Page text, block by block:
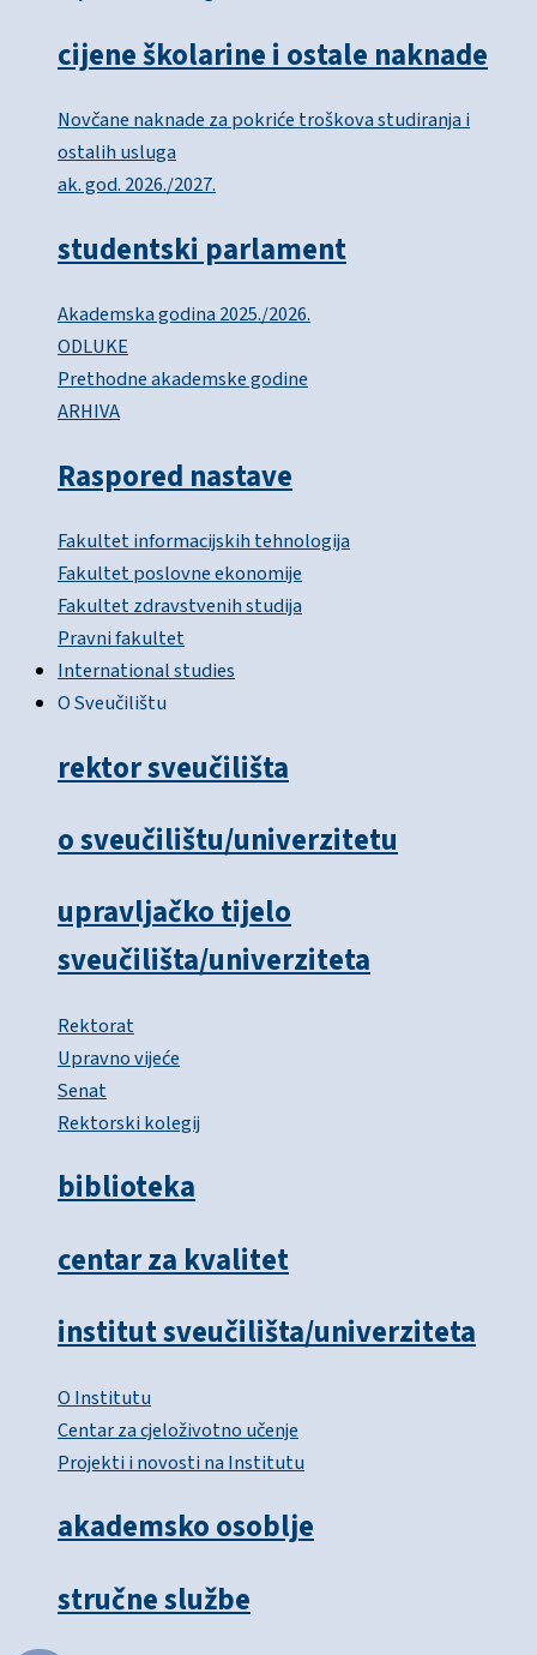
cijene školarine i ostale naknade
Novčane naknade za pokriće troškova studiranja i
ostalih usluga
ak. god. 2026./2027.
studentski parlament
Akademska godina 2025./2026.
ODLUKE
Prethodne akademske godine
ARHIVA
Raspored nastave
Fakultet informacijskih tehnologija
Fakultet poslovne ekonomije
Fakultet zdravstvenih studija
Pravni fakultet
International studies
O Sveučilištu
rektor sveučilišta
o sveučilištu/univerzitetu
upravljačko tijelo
sveučilišta/univerziteta
Rektorat
Upravno vijeće
Senat
Rektorski kolegij
biblioteka
centar za kvalitet
institut sveučilišta/univerziteta
O Institutu
Centar za cjeloživotno učenje
Projekti i novosti na Institutu
akademsko osoblje
stručne službe